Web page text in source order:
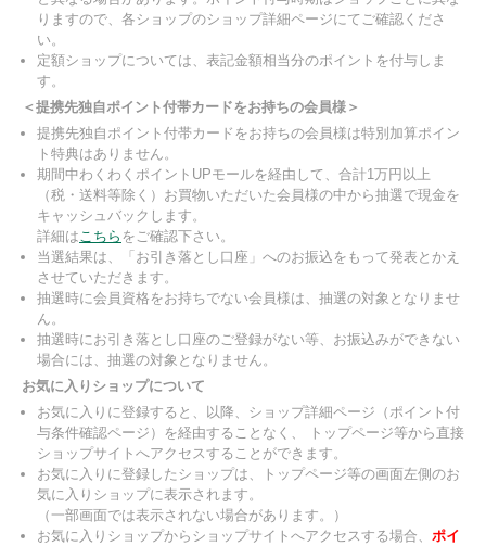
りますので、各ショップのショップ詳細ページにてご確認くださ
い。
定額ショップについては、表記金額相当分のポイントを付与しま
す。
＜提携先独自ポイント付帯カードをお持ちの会員様＞
提携先独自ポイント付帯カードをお持ちの会員様は特別加算ポイン
ト特典はありません。
期間中わくわくポイントUPモールを経由して、合計1万円以上
（税・送料等除く）お買物いただいた会員様の中から抽選で現金を
キャッシュバックします。
詳細はこちら をご確認下さい。
当選結果は、「お引き落とし口座」へのお振込をもって発表とかえ
させていただきます。
抽選時に会員資格をお持ちでない会員様は、抽選の対象となりませ
ん。
抽選時にお引き落とし口座のご登録がない等、お振込みができない
場合には、抽選の対象となりません。
お気に入りショップについて
お気に入りに登録すると、以降、ショップ詳細ページ（ポイント付
与条件確認ページ）を経由することなく、 トップページ等から直接
ショップサイトへアクセスすることができます。
お気に入りに登録したショップは、トップページ等の画面左側のお
気に入りショップに表示されます。
（一部画面では表示されない場合があります。）
お気に入りショップからショップサイトへアクセスする場合、 ポイ